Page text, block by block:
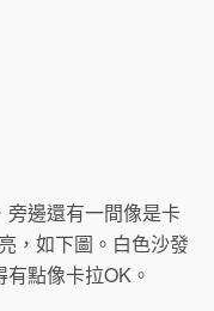
邊還有一間像是卡
，如下圖。白色沙發
點像卡拉OK。